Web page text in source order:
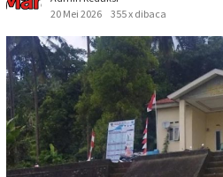
20 Mei 2026
355 x dibaca